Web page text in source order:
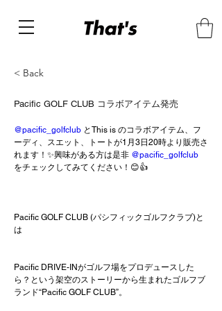
< Back
Pacific GOLF CLUB コラボアイテム発売
@pacific_golfclub とThis is のコラボアイテム、フ
ーディ、スエット、トートが1月3日20時より販売さ
れます！✨興味がある方は是非 @pacific_golfclub
をチェックしてみてください！😊👍
Pacific GOLF CLUB (パシフィックゴルフクラブ)と
は
Pacific DRIVE-INがゴルフ場をプロデュースした
ら？という架空のストーリーから生まれたゴルフブ
ランド“Pacific GOLF CLUB”。